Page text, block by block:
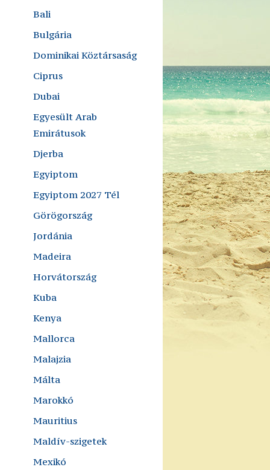
Bali
Bulgária
Dominikai Köztársaság
Ciprus
Dubai
Egyesült Arab
Emirátusok
Djerba
Egyiptom
Egyiptom 2027 Tél
Görögország
Jordánia
Madeira
Horvátország
Kuba
Kenya
Mallorca
Malajzia
Málta
Marokkó
Mauritius
Maldív-szigetek
Mexikó